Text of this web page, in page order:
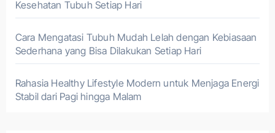
Kesehatan Tubuh Setiap Hari
Cara Mengatasi Tubuh Mudah Lelah dengan Kebiasaan
Sederhana yang Bisa Dilakukan Setiap Hari
Rahasia Healthy Lifestyle Modern untuk Menjaga Energi
Stabil dari Pagi hingga Malam